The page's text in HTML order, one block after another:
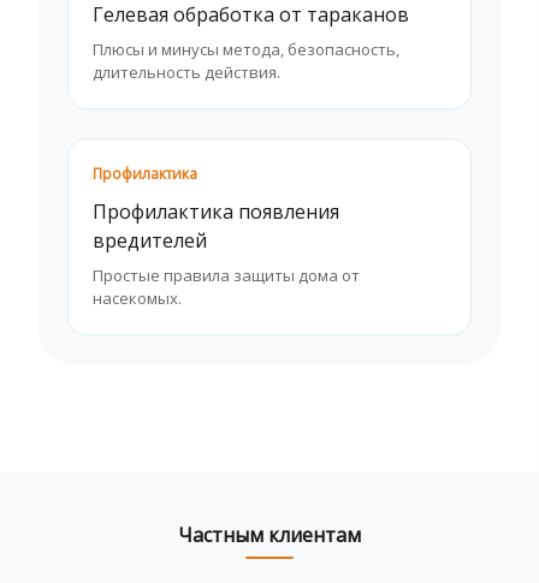
Гелевая обработка от тараканов
Плюсы и минусы метода, безопасность,
длительность действия.
Профилактика
Профилактика появления
вредителей
Простые правила защиты дома от
насекомых.
Частным клиентам